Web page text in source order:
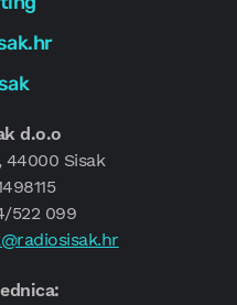
d.o.o
44000 Sisak
522 099